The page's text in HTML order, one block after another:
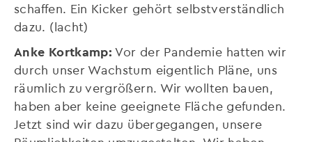
schaffen. Ein Kicker gehört selbstverständlich
dazu. (lacht)
Anke Kortkamp: Vor der Pandemie hatten wir
durch unser Wachstum eigentlich Pläne, uns
räumlich zu vergrößern. Wir wollten bauen,
haben aber keine geeignete Fläche gefunden.
Jetzt sind wir dazu übergegangen, unsere